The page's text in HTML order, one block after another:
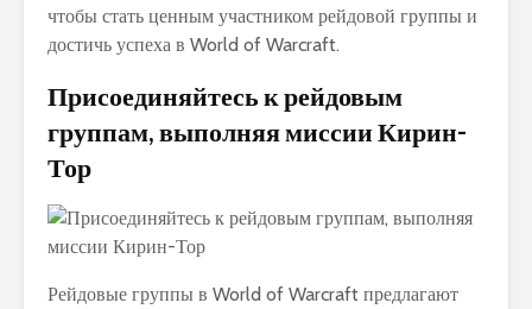
чтобы стать ценным участником рейдовой группы и
достичь успеха в World of Warcraft.
Присоединяйтесь к рейдовым
группам, выполняя миссии Кирин-
Тор
Рейдовые группы в World of Warcraft предлагают